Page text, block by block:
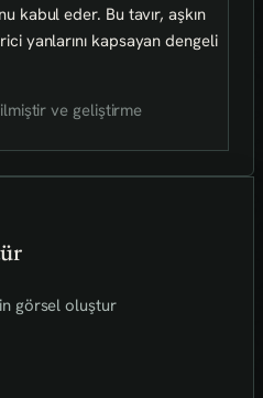
kabul eder. Bu tavır, aşkın
yanlarını kapsayan dengeli
ve geliştirme
görsel oluştur